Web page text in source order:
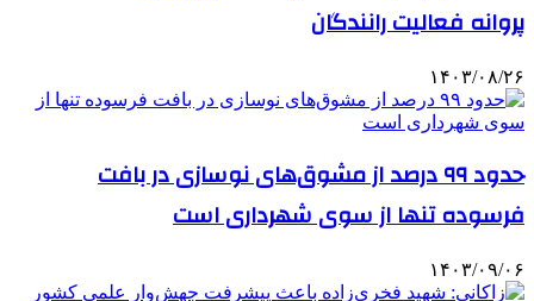
پروانه فعالیت رانندگان
۱۴۰۳/۰۸/۲۶
حدود ۹۹ درصد از مشوق‌های نوسازی در بافت
فرسوده تنها از سوی شهرداری است
۱۴۰۳/۰۹/۰۶